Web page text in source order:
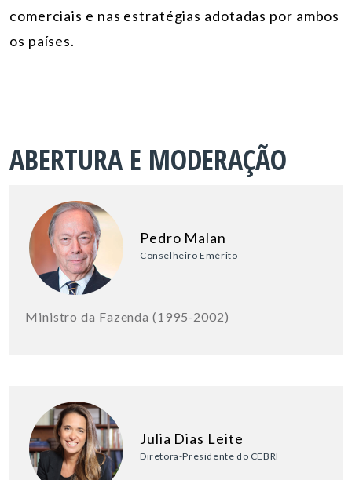
comerciais e nas estratégias adotadas por ambos
os países.
ABERTURA E MODERAÇÃO
Pedro Malan
Conselheiro Emérito
Ministro da Fazenda (1995-2002)
Julia Dias Leite
Diretora-Presidente do CEBRI